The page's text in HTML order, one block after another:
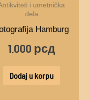
i umetnička
dela
Hamburg
1.000 рсд
Dodaj u korpu